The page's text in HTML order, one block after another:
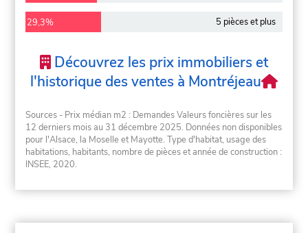
29,3% 5 pièces et plus
Découvrez les prix immobiliers et
l'historique des ventes à Montréjeau
Sources - Prix médian m2 : Demandes Valeurs foncières sur les
12 derniers mois au 31 décembre 2025. Données non disponibles
pour l'Alsace, la Moselle et Mayotte. Type d'habitat, usage des
habitations, habitants, nombre de pièces et année de construction :
INSEE, 2020.